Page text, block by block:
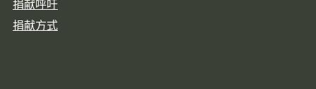
捐献呼吁
捐献方式